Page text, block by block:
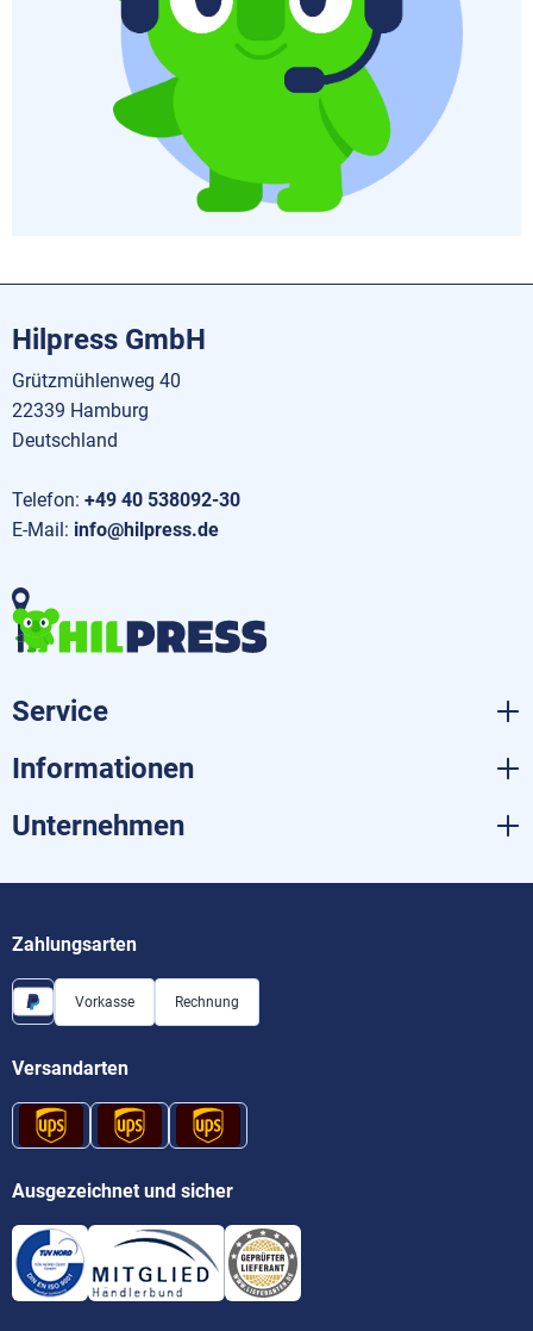
Hilpress GmbH
Grützmühlenweg 40
22339 Hamburg
Deutschland
Telefon: +49 40 538092-30
E-Mail: info@hilpress.de
Service
Informationen
Unternehmen
Zahlungsarten
Vorkasse Rechnung
Versandarten
Ausgezeichnet und sicher